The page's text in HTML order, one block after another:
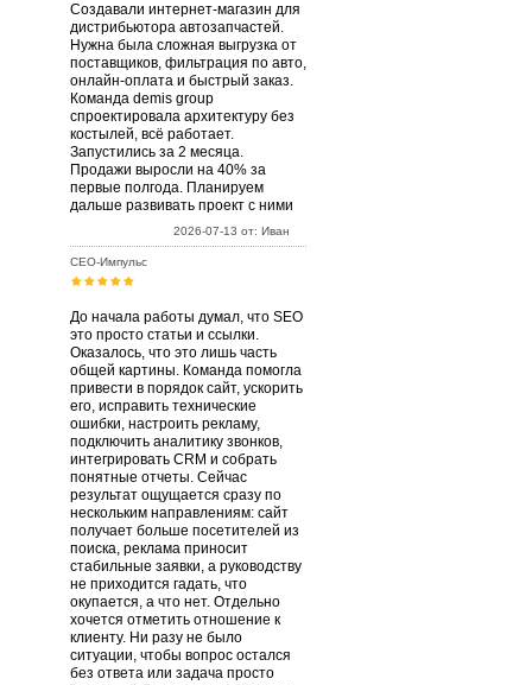
Создавали интернет-магазин для
дистрибьютора автозапчастей.
Нужна была сложная выгрузка от
поставщиков, фильтрация по авто,
онлайн-оплата и быстрый заказ.
Команда demis group
спроектировала архитектуру без
костылей, всё работает.
Запустились за 2 месяца.
Продажи выросли на 40% за
первые полгода. Планируем
дальше развивать проект с ними
2026-07-13 от: Иван
СЕО-Импульс
До начала работы думал, что SEO
это просто статьи и ссылки.
Оказалось, что это лишь часть
общей картины. Команда помогла
привести в порядок сайт, ускорить
его, исправить технические
ошибки, настроить рекламу,
подключить аналитику звонков,
интегрировать CRM и собрать
понятные отчеты. Сейчас
результат ощущается сразу по
нескольким направлениям: сайт
получает больше посетителей из
поиска, реклама приносит
стабильные заявки, а руководству
не приходится гадать, что
окупается, а что нет. Отдельно
хочется отметить отношение к
клиенту. Ни разу не было
ситуации, чтобы вопрос остался
без ответа или задача просто